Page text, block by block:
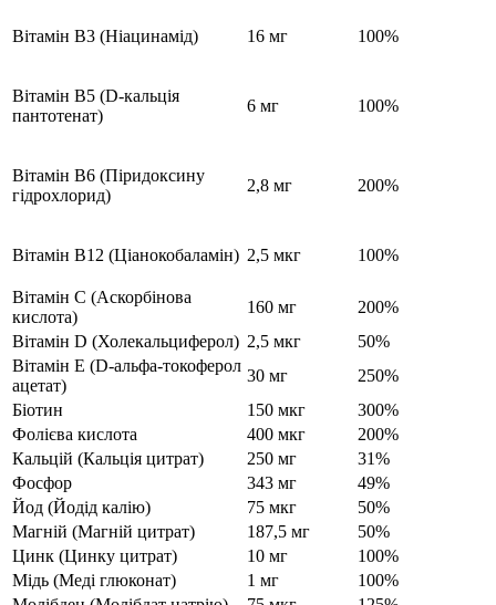
Вітамін B3 (Ніацинамід) 16 мг 100%
Вітамін B5 (D-кальція
пантотенат)
6 мг 100%
Вітамін B6 (Піридоксину
гідрохлорид)
2,8 мг 200%
Вітамін B12 (Ціанокобаламін) 2,5 мкг 100%
Вітамін C (Аскорбінова
кислота)
160 мг
200%
Вітамін D (Холекальциферол) 2,5 мкг
50%
Вітамін E (D-альфа-токоферол
ацетат)
30 мг
250%
Біотин
150 мкг
300%
Фолієва кислота
400 мкг
200%
Кальцій (Кальція цитрат)
250 мг
31%
Фосфор
343 мг
49%
Йод (Йодід калію)
75 мкг
50%
Магній (Магній цитрат)
187,5 мг
50%
Цинк (Цинку цитрат)
10 мг
100%
Мідь (Меді глюконат)
1 мг
100%